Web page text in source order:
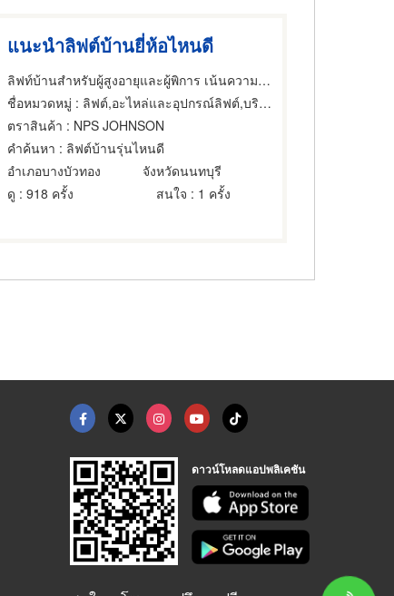
แนะนำลิฟต์บ้านยี่ห้อไหนดี
ลิฟท์บ้านสำหรับผู้สูงอายุและผู้พิการ เน้นความปลอดภัย
ชื่อหมวดหมู่ : ลิฟต์,อะไหล่และอุปกรณ์ลิฟต์,บริการออกแบบและจัดบ้าน
ตราสินค้า : NPS JOHNSON
คำค้นหา : ลิฟต์บ้านรุ่นไหนดี
อำเภอบางบัวทอง
จังหวัดนนทบุรี
ดู : 918 ครั้ง สนใจ : 1 ครั้ง
ดาวน์โหลดแอปพลิเคชัน